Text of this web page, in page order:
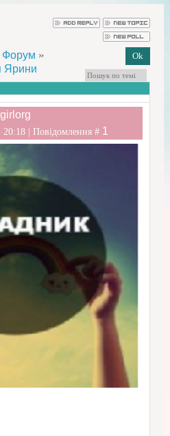
Форум »
Ярини
girlorg
| Повідомлення # 1